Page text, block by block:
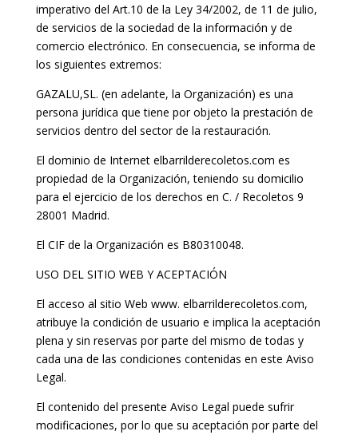
imperativo del Art.10 de la Ley 34/2002, de 11 de julio,
de servicios de la sociedad de la información y de
comercio electrónico. En consecuencia, se informa de
los siguientes extremos:
GAZALU,SL. (en adelante, la Organización) es una
persona jurídica que tiene por objeto la prestación de
servicios dentro del sector de la restauración.
El dominio de Internet elbarrilderecoletos.com es
propiedad de la Organización, teniendo su domicilio
para el ejercicio de los derechos en C. / Recoletos 9
28001 Madrid.
El CIF de la Organización es B80310048.
USO DEL SITIO WEB Y ACEPTACIÓN
El acceso al sitio Web www. elbarrilderecoletos.com,
atribuye la condición de usuario e implica la aceptación
plena y sin reservas por parte del mismo de todas y
cada una de las condiciones contenidas en este Aviso
Legal.
El contenido del presente Aviso Legal puede sufrir
modificaciones, por lo que su aceptación por parte del